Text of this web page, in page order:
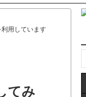
用しています
てみ